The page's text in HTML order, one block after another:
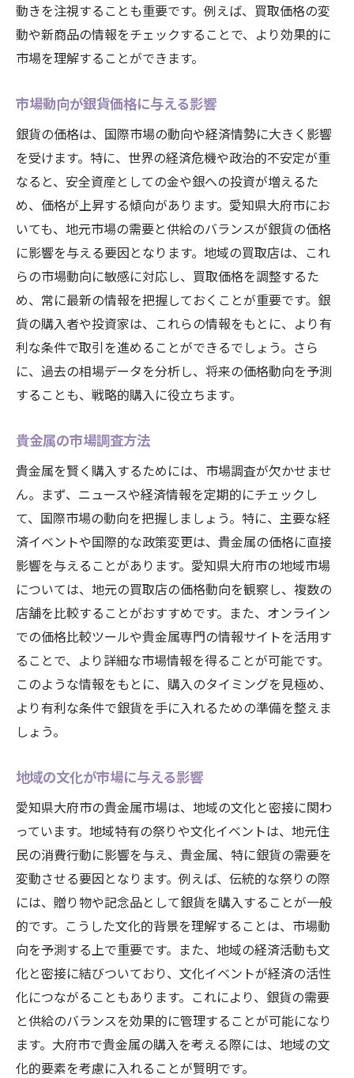
動きを注視することも重要です。例えば、買取価格の変
動や新商品の情報をチェックすることで、より効果的に
市場を理解することができます。
市場動向が銀貨価格に与える影響
銀貨の価格は、国際市場の動向や経済情勢に大きく影響
を受けます。特に、世界の経済危機や政治的不安定が重
なると、安全資産としての金や銀への投資が増えるた
め、価格が上昇する傾向があります。愛知県大府市にお
いても、地元市場の需要と供給のバランスが銀貨の価格
に影響を与える要因となります。地域の買取店は、これ
らの市場動向に敏感に対応し、買取価格を調整するた
め、常に最新の情報を把握しておくことが重要です。銀
貨の購入者や投資家は、これらの情報をもとに、より有
利な条件で取引を進めることができるでしょう。さら
に、過去の相場データを分析し、将来の価格動向を予測
することも、戦略的購入に役立ちます。
貴金属の市場調査方法
貴金属を賢く購入するためには、市場調査が欠かせませ
ん。まず、ニュースや経済情報を定期的にチェックし
て、国際市場の動向を把握しましょう。特に、主要な経
済イベントや国際的な政策変更は、貴金属の価格に直接
影響を与えることがあります。愛知県大府市の地域市場
については、地元の買取店の価格動向を観察し、複数の
店舗を比較することがおすすめです。また、オンライン
での価格比較ツールや貴金属専門の情報サイトを活用す
ることで、より詳細な市場情報を得ることが可能です。
このような情報をもとに、購入のタイミングを見極め、
より有利な条件で銀貨を手に入れるための準備を整えま
しょう。
地域の文化が市場に与える影響
愛知県大府市の貴金属市場は、地域の文化と密接に関わ
っています。地域特有の祭りや文化イベントは、地元住
民の消費行動に影響を与え、貴金属、特に銀貨の需要を
変動させる要因となります。例えば、伝統的な祭りの際
には、贈り物や記念品として銀貨を購入することが一般
的です。こうした文化的背景を理解することは、市場動
向を予測する上で重要です。また、地域の経済活動も文
化と密接に結びついており、文化イベントが経済の活性
化につながることもあります。これにより、銀貨の需要
と供給のバランスを効果的に管理することが可能になり
ます。大府市で貴金属の購入を考える際には、地域の文
化的要素を考慮に入れることが賢明です。